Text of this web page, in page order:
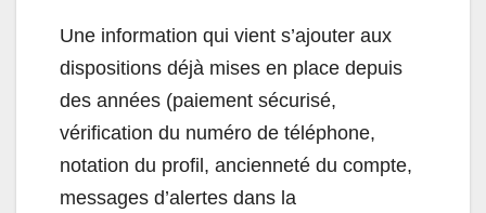
Une information qui vient s’ajouter aux
dispositions déjà mises en place depuis
des années (paiement sécurisé,
vérification du numéro de téléphone,
notation du profil, ancienneté du compte,
messages d’alertes dans la